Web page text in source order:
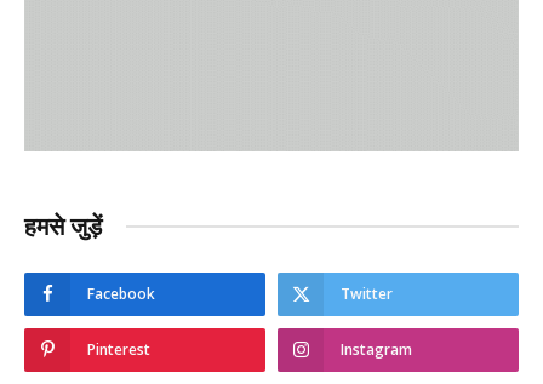
हमसे जुड़ें
Facebook Twitter
Pinterest Instagram